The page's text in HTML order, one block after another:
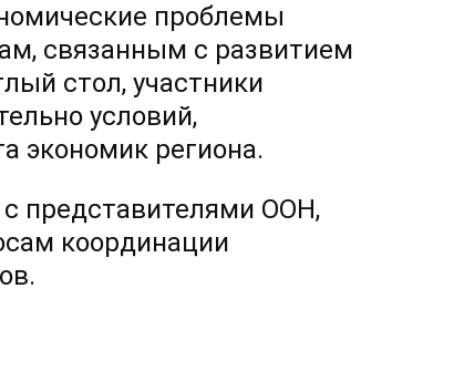
проблемы
связанным с развитием
стол, участники
условий,
экономик региона.
представителями ООН,
координации